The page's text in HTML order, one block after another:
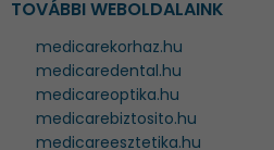
TOVÁBBI WEBOLDALAINK
medicarekorhaz.hu
medicaredental.hu
medicareoptika.hu
medicarebiztosito.hu
medicareesztetika.hu